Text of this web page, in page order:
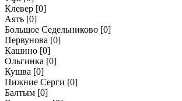
Клевер [0]
Аять [0]
Большое Седельниково [0]
Первунова [0]
Кашино [0]
Ольгинка [0]
Кушва [0]
Нижние Серги [0]
Балтым [0]